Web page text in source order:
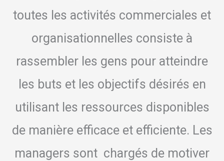
toutes les activités commerciales et
organisationnelles consiste à
rassembler les gens pour atteindre
les buts et les objectifs désirés en
utilisant les ressources disponibles
de manière efficace et efficiente. Les
managers sont chargés de motiver